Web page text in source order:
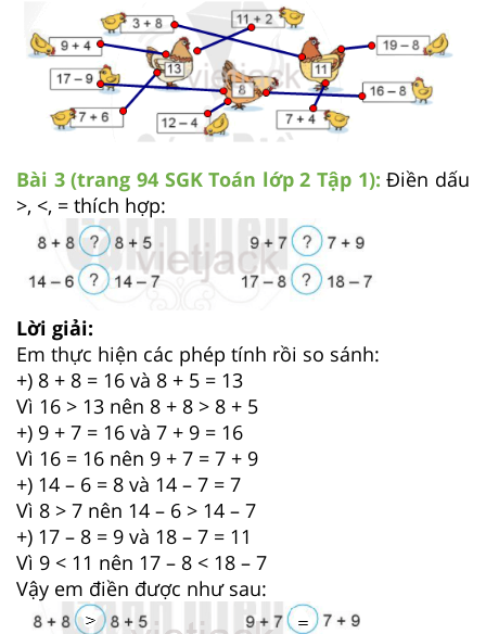
Bài 3 (trang 94 SGK Toán lớp 2 Tập 1): Điền dấu
>, <, = thích hợp:
Lời giải:
Em thực hiện các phép tính rồi so sánh:
+) 8 + 8 = 16 và 8 + 5 = 13
Vì 16 > 13 nên 8 + 8 > 8 + 5
+) 9 + 7 = 16 và 7 + 9 = 16
Vì 16 = 16 nên 9 + 7 = 7 + 9
+) 14 – 6 = 8 và 14 – 7 = 7
Vì 8 > 7 nên 14 – 6 > 14 – 7
+) 17 – 8 = 9 và 18 – 7 = 11
Vì 9 < 11 nên 17 – 8 < 18 – 7
Vậy em điền được như sau: